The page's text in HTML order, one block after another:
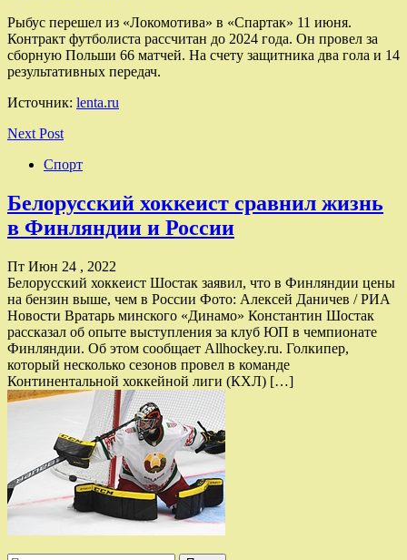
Рыбус перешел из «Локомотива» в «Спартак» 11 июня.
Контракт футболиста рассчитан до 2024 года. Он провел за
сборную Польши 66 матчей. На счету защитника два гола и 14
результативных передач.
Источник: lenta.ru
Next Post
Спорт
Белорусский хоккеист сравнил жизнь
в Финляндии и России
Пт Июн 24 , 2022
Белорусский хоккеист Шостак заявил, что в Финляндии цены
на бензин выше, чем в России Фото: Алексей Даничев / РИА
Новости Вратарь минского «Динамо» Константин Шостак
рассказал об опыте выступления за клуб ЮП в чемпионате
Финляндии. Об этом сообщает Allhockey.ru. Голкипер,
который несколько сезонов провел в команде
Континентальной хоккейной лиги (КХЛ) […]